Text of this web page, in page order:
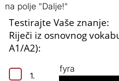
na polje "Dalje!"
Testirajte Vaše znanje:
Riječi iz osnovnog
A1/A2):
1.
fyra